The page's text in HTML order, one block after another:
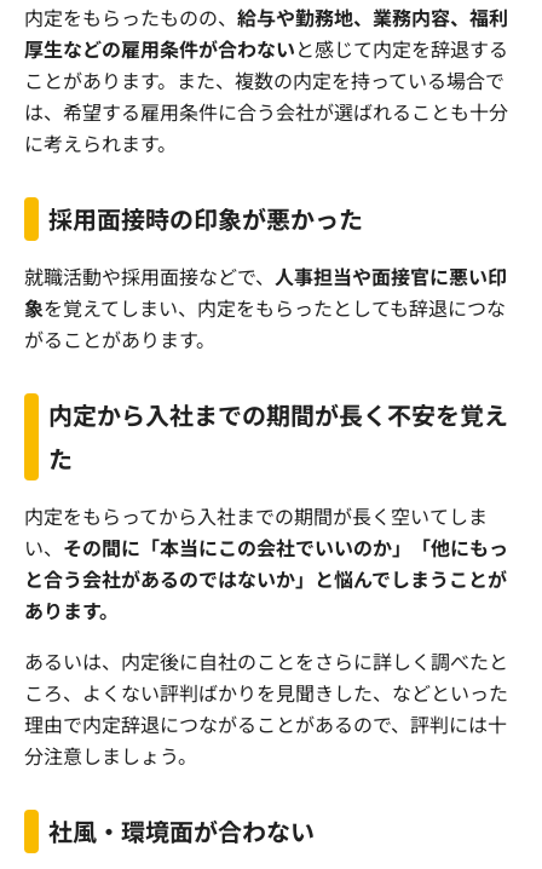
内定をもらったものの、 給与や勤務地、業務内容、福利
厚生などの雇用条件が合わないと感じて内定を辞退する
ことがあります。また、複数の内定を持っている場合で
は、希望する雇用条件に合う会社が選ばれることも十分
に考えられます。
採用面接時の印象が悪かった
就職活動や採用面接などで、 人事担当や面接官に悪い印
象を覚えてしまい、内定をもらったとしても辞退につな
がることがあります。
内定から入社までの期間が長く不安を覚え
た
内定をもらってから入社までの期間が長く空いてしま
い、 その間に「本当にこの会社でいいのか」「他にもっ
と合う会社があるのではないか」と悩んでしまうことが
あります。
あるいは、内定後に自社のことをさらに詳しく調べたと
ころ、よくない評判ばかりを見聞きした、などといった
理由で内定辞退につながることがあるので、評判には十
分注意しましょう。
社風・環境面が合わない